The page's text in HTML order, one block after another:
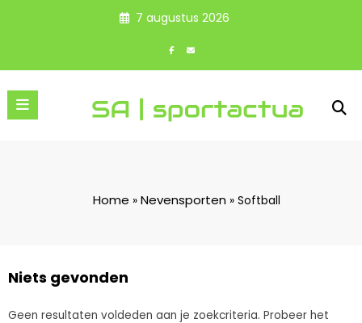
7 augustus 2026
Home » Nevensporten» Softball
Niets gevonden
Geen resultaten voldeden aan je zoekcriteria. Probeer het